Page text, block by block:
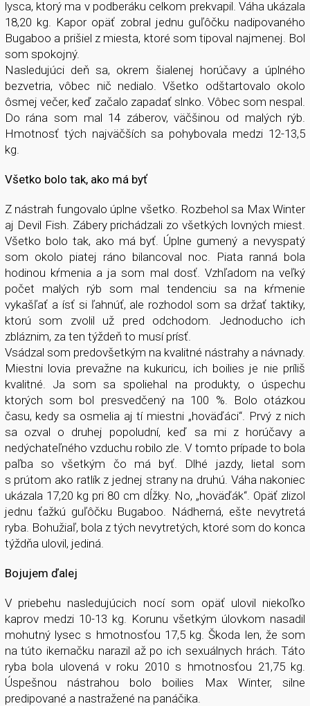
lysca, ktorý ma v podberáku celkom prekvapil. Váha ukázala
18,20 kg. Kapor opäť zobral jednu guľôčku nadipovaného
Bugaboo a prišiel z miesta, ktoré som tipoval najmenej. Bol
som spokojný.
Nasledujúci deň sa, okrem šialenej horúčavy a úplného
bezvetria, vôbec nič nedialo. Všetko odštartovalo okolo
ôsmej večer, keď začalo zapadať slnko. Vôbec som nespal.
Do rána som mal 14 záberov, väčšinou od malých rýb.
Hmotnosť tých najväčších sa pohybovala medzi 12-13,5
kg.
Všetko bolo tak, ako má byť
Z nástrah fungovalo úplne všetko. Rozbehol sa Max Winter
aj Devil Fish. Zábery prichádzali zo všetkých lovných miest.
Všetko bolo tak, ako má byť. Úplne gumený a nevyspatý
som okolo piatej ráno bilancoval noc. Piata ranná bola
hodinou kŕmenia a ja som mal dosť. Vzhľadom na veľký
počet malých rýb som mal tendenciu sa na kŕmenie
vykašľať a ísť si ľahnúť, ale rozhodol som sa držať taktiky,
ktorú som zvolil už pred odchodom. Jednoducho ich
zbláznim, za ten týždeň to musí prísť.
Vsádzal som predovšetkým na kvalitné nástrahy a návnady.
Miestni lovia prevažne na kukuricu, ich boilies je nie príliš
kvalitné. Ja som sa spoliehal na produkty, o úspechu
ktorých som bol presvedčený na 100 %. Bolo otázkou
času, kedy sa osmelia aj tí miestni „hoväďáci“. Prvý z nich
sa ozval o druhej popoludní, keď sa mi z horúčavy a
nedýchateľného vzduchu robilo zle. V tomto prípade to bola
paľba so všetkým čo má byť. Dlhé jazdy, lietal som
s prútom ako ratlík z jednej strany na druhú. Váha nakoniec
ukázala 17,20 kg pri 80 cm dĺžky. No, „hoväďák“. Opäť zlizol
jednu ťažkú guľôčku Bugaboo. Nádherná, ešte nevytretá
ryba. Bohužiaľ, bola z tých nevytretých, ktoré som do konca
týždňa ulovil, jediná.
Bojujem ďalej
V priebehu nasledujúcich nocí som opäť ulovil niekoľko
kaprov medzi 10-13 kg. Korunu všetkým úlovkom nasadil
mohutný lysec s hmotnosťou 17,5 kg. Škoda len, že som
na túto ikernačku narazil až po ich sexuálnych hrách. Táto
ryba bola ulovená v roku 2010 s hmotnosťou 21,75 kg.
Úspešnou nástrahou bolo boilies Max Winter, silne
predipované a nastražené na panáčika.